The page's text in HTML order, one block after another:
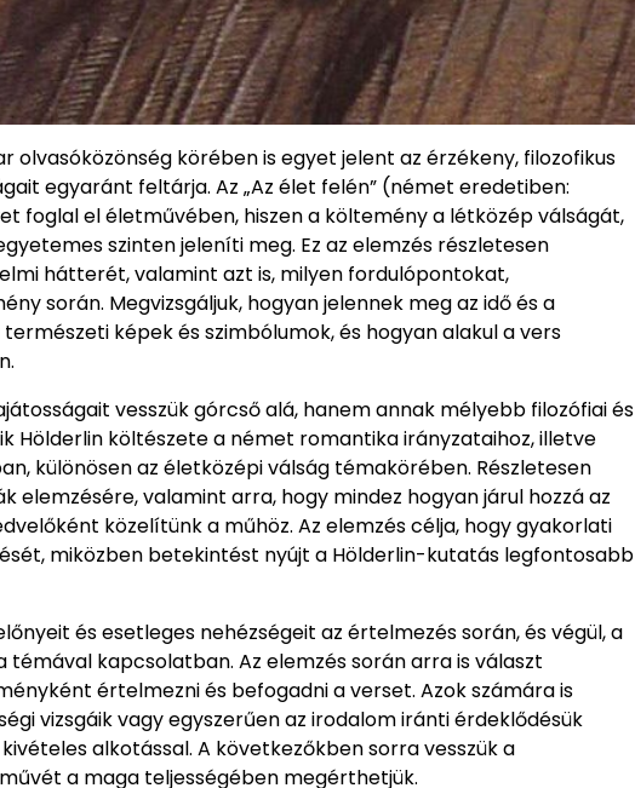
olvasóközönség körében is egyet jelent az érzékeny, filozofikus
egyaránt feltárja. Az „Az élet felén” (német eredetiben:
foglal el életművében, hiszen a költemény a létközép válságát,
szinten jeleníti meg. Ez az elemzés részletesen
hátterét, valamint azt is, milyen fordulópontokat,
során. Megvizsgáljuk, hogyan jelennek meg az idő és a
képek és szimbólumok, és hogyan alakul a vers
vesszük górcső alá, hanem annak mélyebb filozófiai és
Hölderlin költészete a német romantika irányzataihoz, illetve
különösen az életközépi válság témakörében. Részletesen
valamint arra, hogy mindez hogyan járul hozzá az
közelítünk a műhöz. Az elemzés célja, hogy gyakorlati
miközben betekintést nyújt a Hölderlin-kutatás legfontosabb
és esetleges nehézségeit az értelmezés során, és végül, a
kapcsolatban. Az elemzés során arra is választ
értelmezni és befogadni a verset. Azok számára is
vizsgáik vagy egyszerűen az irodalom iránti érdeklődésük
alkotással. A következőkben sorra vesszük a
a maga teljességében megérthetjük.